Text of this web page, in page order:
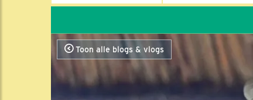
Toon alle blogs & vlogs